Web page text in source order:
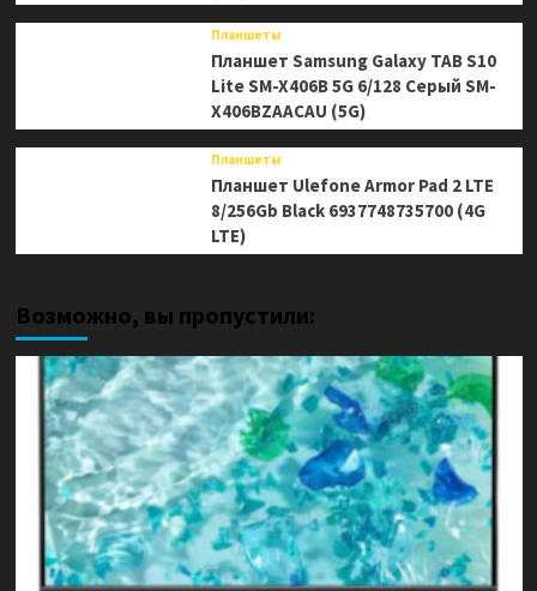
Планшеты
Планшет Samsung Galaxy TAB S10
Lite SM-X406B 5G 6/128 Серый SM-
X406BZAACAU (5G)
Планшеты
Планшет Ulefone Armor Pad 2 LTE
8/256Gb Black 6937748735700 (4G
LTE)
Возможно, вы пропустили: